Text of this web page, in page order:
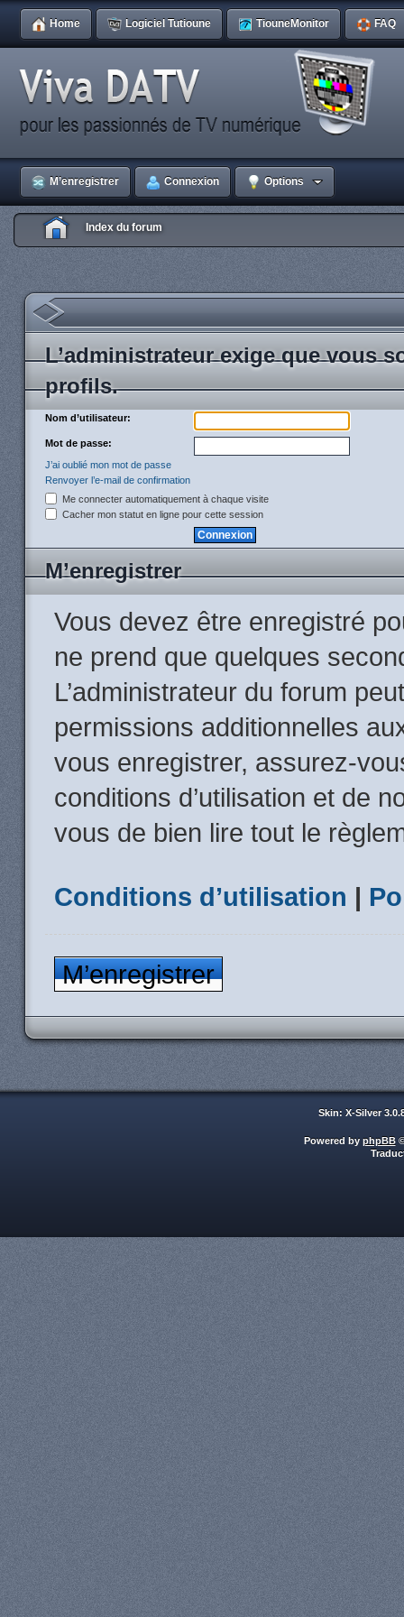
Home Logiciel Tutioune TiouneMonitor FAQ
M’enregistrer Connexion Options
Index du forum
L’administrateur exige que vous
profils.
Nom d’utilisateur:
Mot de passe:
J’ai oublié mon mot de passe
Renvoyer l’e-mail de confirmation
Me connecter automatiquement à chaque visite
Cacher mon statut en ligne pour cette session
M’enregistrer
Vous devez être enregistré
ne prend que quelques
L’administrateur du forum
permissions additionnelles
vous enregistrer, assurez-
conditions d’utilisation et de
vous de bien lire tout le
Conditions d’utilisation |
M’enregistrer
Skin: X-Silver
Powered by phpBB©